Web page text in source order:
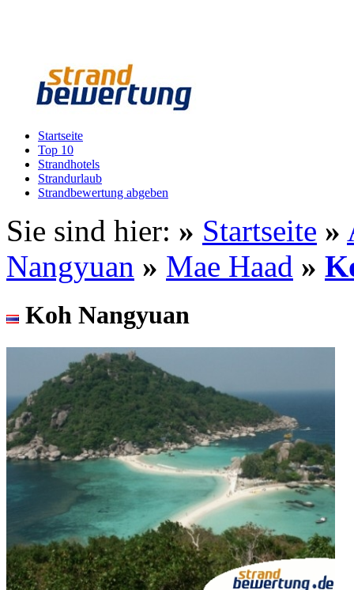
Startseite
Top 10
Strandhotels
Strandurlaub
Strandbewertung abgeben
Sie sind hier: » Startseite »
Nangyuan » Mae Haad »
Koh Nangyuan